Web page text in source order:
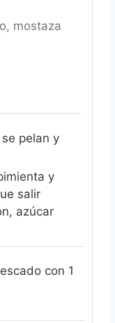
mostaza
pelan y
y
salir
azúcar
con 1